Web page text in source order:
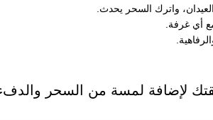
واترك السحر يحدث.
أي غرفة.
لإضافة لمسة من السحر